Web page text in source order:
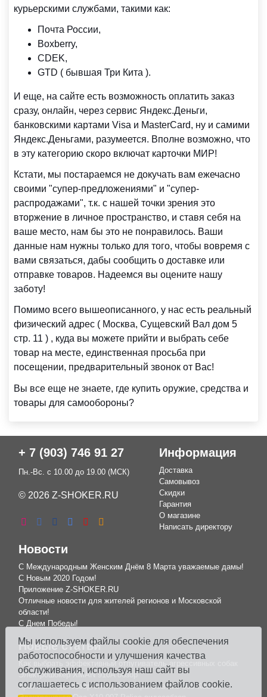
курьерскими службами, такими как:
Почта России,
Boxberry,
CDEK,
GTD ( бывшая Три Кита ).
И еще, на сайте есть возможность оплатить заказ
сразу, онлайн, через сервис Яндекс.Деньги,
банковскими картами Visa и MasterCard, ну и самими
Яндекс.Деньгами, разумеется. Вполне возможно, что
в эту категорию скоро включат карточки МИР!
Кстати, мы постараемся не докучать вам ежечасно
своими "супер-предложениями" и "супер-
распродажами", т.к. с нашей точки зрения это
вторжение в личное пространство, и ставя себя на
ваше место, нам бы это не понравилось. Ваши
данные нам нужны только для того, чтобы вовремя с
вами связаться, дабы сообщить о доставке или
отправке товаров. Надеемся вы оцените нашу
заботу!
Помимо всего вышеописанного, у нас есть реальный
физический адрес ( Москва, Сущевский Вал дом 5
стр. 11 ) , куда вы можете прийти и выбрать себе
товар на месте, единственная просьба при
посещении, предварительный звонок от Вас!
Вы все еще не знаете, где купить оружие, средства и
товары для самообороны?
+ 7 (903) 746 91 27
Пн.-Вс. с 10.00 до 19.00 (МСК)
© 2026 Z-SHOKER.RU
Информация
Доставка
Самовывоз
Скидки
Гарантия
О магазине
Написать директору
Новости
С Международным Женским Днём 8 Марта уважаемые дамы!
С Новым 2020 Годом!
Приложение Z-SHOKER.RU
Отличные новости для жителей регионов и Московской
области!
С Днем Победы!
Новые статьи
Как выбрать эффективный отпугиватель агрессивных собак
Электрошокер XMAN 910A обзор
Краткий видеообзор электрошокера Оса WS 008 Кастет
Мы используем файлы cookie для обеспечения
работоспособности и улучшения качества
обслуживания, используя наш сайт вы
соглашаетесь с использованием файлов cookie.